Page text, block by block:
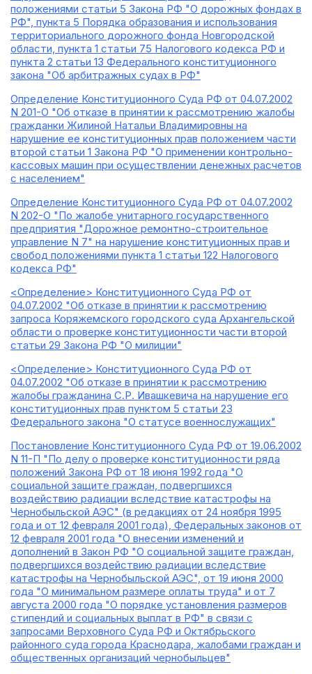
положениями статьи 5 Закона РФ "О дорожных фондах в
РФ", пункта 5 Порядка образования и использования
территориального дорожного фонда Новгородской
области, пункта 1 статьи 75 Налогового кодекса РФ и
пункта 2 статьи 13 Федерального конституционного
закона "Об арбитражных судах в РФ"
Определение Конституционного Суда РФ от 04.07.2002
N 201-О "Об отказе в принятии к рассмотрению жалобы
гражданки Жилиной Натальи Владимировны на
нарушение ее конституционных прав положением части
второй статьи 1 Закона РФ "О применении контрольно-
кассовых машин при осуществлении денежных расчетов
с населением"
Определение Конституционного Суда РФ от 04.07.2002
N 202-О "По жалобе унитарного государственного
предприятия "Дорожное ремонтно-строительное
управление N 7" на нарушение конституционных прав и
свобод положениями пункта 1 статьи 122 Налогового
кодекса РФ"
<Определение> Конституционного Суда РФ от
04.07.2002 "Об отказе в принятии к рассмотрению
запроса Коряжемского городского суда Архангельской
области о проверке конституционности части второй
статьи 29 Закона РФ "О милиции"
<Определение> Конституционного Суда РФ от
04.07.2002 "Об отказе в принятии к рассмотрению
жалобы гражданина С.Р. Ивашкевича на нарушение его
конституционных прав пунктом 5 статьи 23
Федерального закона "О статусе военнослужащих"
Постановление Конституционного Суда РФ от 19.06.2002
N 11-П "По делу о проверке конституционности ряда
положений Закона РФ от 18 июня 1992 года "О
социальной защите граждан, подвергшихся
воздействию радиации вследствие катастрофы на
Чернобыльской АЭС" (в редакциях от 24 ноября 1995
года и от 12 февраля 2001 года), Федеральных законов от
12 февраля 2001 года "О внесении изменений и
дополнений в Закон РФ "О социальной защите граждан,
подвергшихся воздействию радиации вследствие
катастрофы на Чернобыльской АЭС", от 19 июня 2000
года "О минимальном размере оплаты труда" и от 7
августа 2000 года "О порядке установления размеров
стипендий и социальных выплат в РФ" в связи с
запросами Верховного Суда РФ и Октябрьского
районного суда города Краснодара, жалобами граждан и
общественных организаций чернобыльцев"